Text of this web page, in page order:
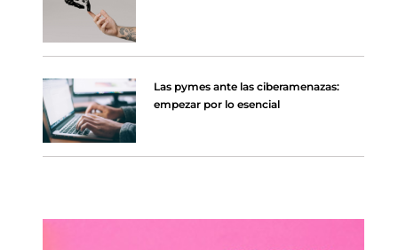
Las pymes ante las ciberamenazas:
empezar por lo esencial